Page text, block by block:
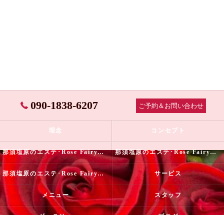
090-1838-6207 ご予約＆お問い合わせ
理念 コンセプト
那須塩原のエステ･Rose Fairyの口コミ情報 那須塩原のエステ･Rose Fairyの評判
那須塩原のエステ･Rose Fairyのお客様の声 サービス
メニュー スタッフ